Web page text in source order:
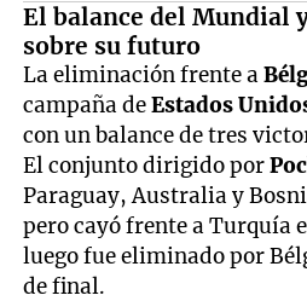
El balance del Mundial
sobre su futuro
La eliminación frente a
campaña deEstados
con un balance de tres
El conjunto dirigido por
Paraguay, Australia y
pero cayó frente a Turquía
luego fue eliminado por
de final.